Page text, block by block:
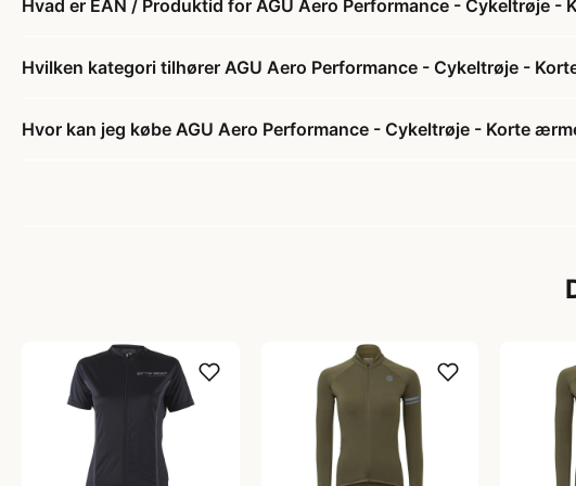
Hvad er EAN / Produktid for AGU Aero Performance - Cykeltrøje -
Hvilken kategori tilhører AGU Aero Performance - Cykeltrøje -
Hvor kan jeg købe AGU Aero Performance - Cykeltrøje - Korte